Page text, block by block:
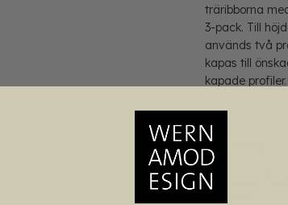
träribborna
3-pack. Till
används två
kapas till
kapade profiler.
…..
Montering
– Vid
exempelvis